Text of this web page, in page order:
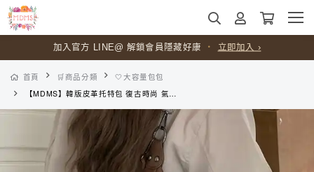
加入官方 LINE@ 解鎖會員隱藏好康 ・ 立即加入 ›
首頁 🛒商品分類
🤍大容量包包
【MDMS】韓版皮革托特包 復古時尚 氣質 百搭 休閒 大容量托特包 腋下包 日系 側背包 單肩包 斜挎包 B250